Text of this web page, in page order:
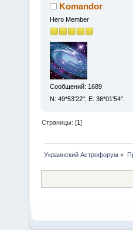
Komandor
Hero Member
Сообщений: 1689
N: 49*53'22"; E: 36*01'54".
Страницы: [1]
Украинский Астрофорум »